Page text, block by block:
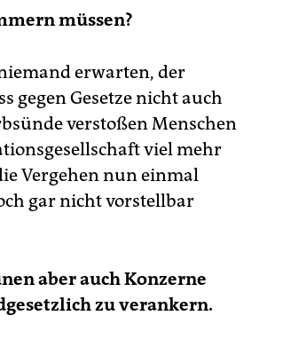
müssen?
erwarten, der
gegen Gesetze nicht auch
verstoßen Menschen
viel mehr
Vergehen nun einmal
gar nicht vorstellbar
aber auch Konzerne
zu verankern.